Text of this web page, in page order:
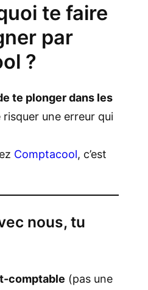
te faire
par
?
te plonger dans les
risquer une erreur qui
Comptacool, c’est
nous, tu
comptable (pas une